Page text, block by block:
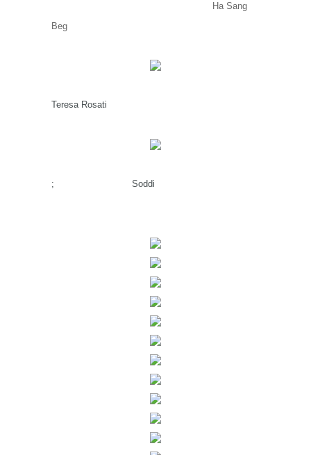
Ha Sang
Beg
Teresa Rosati
; Soddi